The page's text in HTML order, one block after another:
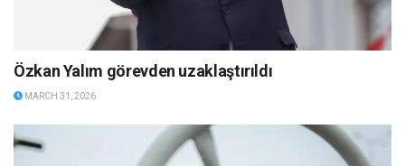
Özkan Yalım görevden uzaklaştırıldı
MARCH 31, 2026